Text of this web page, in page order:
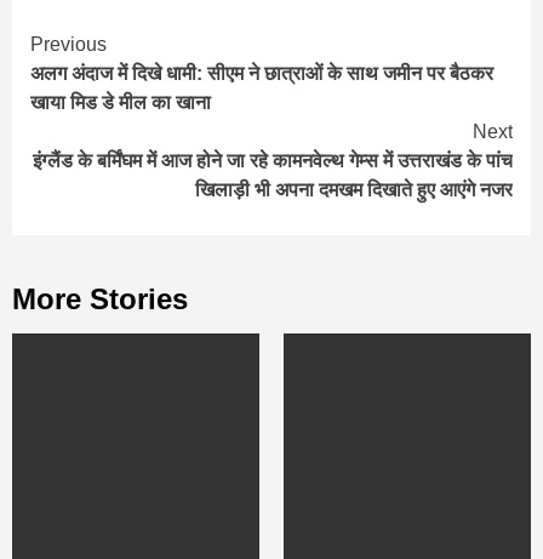
Continue
Reading
Previous
अलग अंदाज में दिखे धामी: सीएम ने छात्राओं के साथ जमीन पर बैठकर
खाया मिड डे मील का खाना
Next
इंग्लैंड के बर्मिंघम में आज होने जा रहे कामनवेल्थ गेम्स में उत्तराखंड के पांच
खिलाड़ी भी अपना दमखम दिखाते हुए आएंगे नजर
More Stories